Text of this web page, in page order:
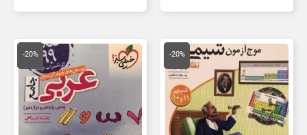
-20%
قیمت
اصلی
105,000 تومان
بود.
قیمت
فعلی
84,000 تومان
است.
-20%
قیمت
اصلی
126,000 تومان
بود.
قیمت
فعلی
است.